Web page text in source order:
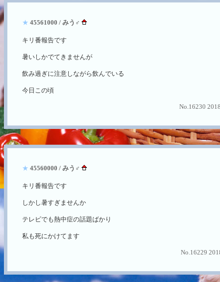
★ 45561000 / みう♂
キリ番報告です
暑いしかでてきませんが
飲み過ぎに注意しながら飲んでいる
今日この頃
No.16230
★ 45560000 / みう♂
キリ番報告です
しかし暑すぎませんか
テレビでも熱中症の話題ばかり
私も死にかけてます
No.16229